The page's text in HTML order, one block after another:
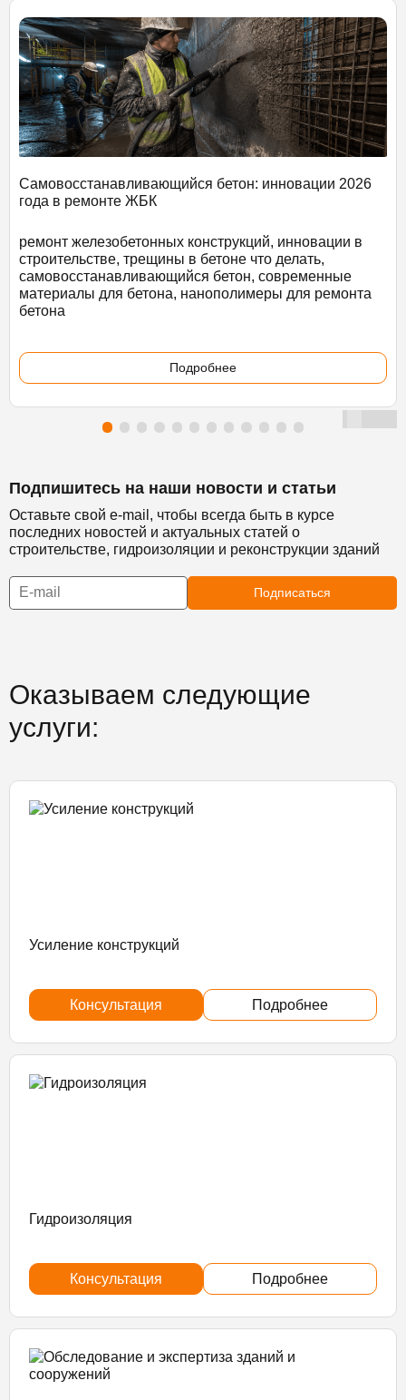
Самовосстанавливающийся бетон: инновации 2026
года в ремонте ЖБК
ремонт железобетонных конструкций, инновации в
строительстве, трещины в бетоне что делать,
самовосстанавливающийся бетон, современные
материалы для бетона, нанополимеры для ремонта
бетона
Подробнее
Подпишитесь на наши новости и статьи
Оставьте свой e-mail, чтобы всегда быть в курсе
последних новостей и актуальных статей о
строительстве, гидроизоляции и реконструкции зданий
Подписаться
Оказываем следующие
услуги:
Усиление конструкций
Консультация Подробнее
Гидроизоляция
Консультация Подробнее